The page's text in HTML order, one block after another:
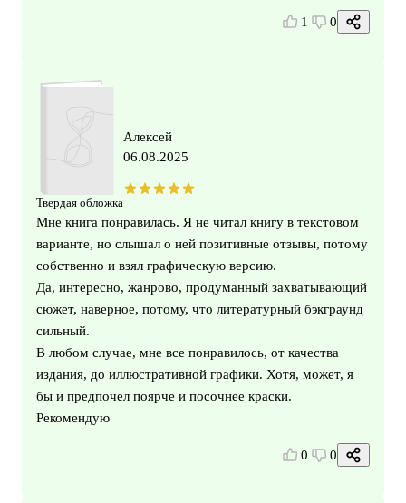
1 0
Твердая обложка
Алексей
06.08.2025
Мне книга понравилась. Я не читал книгу в текстовом
варианте, но слышал о ней позитивные отзывы, потому
собственно и взял графическую версию.
Да, интересно, жанрово, продуманный захватывающий
сюжет, наверное, потому, что литературный бэкграунд
сильный.
В любом случае, мне все понравилось, от качества
издания, до иллюстративной графики. Хотя, может, я
бы и предпочел поярче и посочнее краски.
Рекомендую
0 0